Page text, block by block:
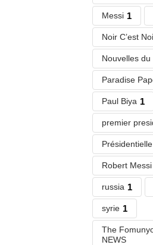
Messi 1
Noir C’est
Nouvelles du
Paradise
Paul Biya 1
premier
Robert Messi
russia 1
syrie 1
The
NEWS